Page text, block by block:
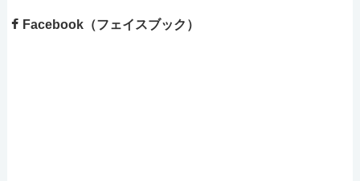
Facebook（フェイスブック）